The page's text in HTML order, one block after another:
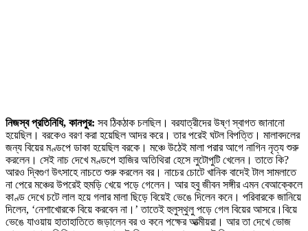
নিজস্ব প্রতিনিধি, কানপুর: সব ঠিকঠাক চলছিল। বরযাত্রীদের উষ্ণ স্বাগত জানানো
হয়েছিল। বরকেও বরণ করা হয়েছিল আদর করে। তার পরেই ঘটল বিপত্তি। মালাবদলের
জন্য বিয়ের মণ্ডপে ডাকা হয়েছিল বরকে। মঞ্চে উঠেই মালা পরার আগে নাগিন নৃত্য শুরু
করলেন। সেই নাচ দেখে মণ্ডপে হাজির অতিথিরা হেসে লুটোপুটি খেলেন। তাতে কি?
আরও দ্বিগুণ উ‍ৎসাহে নাচতে শুরু করলেন বর। নাচের চোটে খানিক বাদেই টাল সামলাতে
না পেরে মঞ্চের উপরেই হুমড়ি খেয়ে পড়ে গেলেন। আর হবু জীবন সঙ্গীর এমন বেআক্কেলে
কাণ্ড দেখে চটে লাল হয়ে গলার মালা ছিড়ে বিয়েই ভেঙে দিলেন কনে। পরিবারকে জানিয়ে
দিলেন, ‘নেশাখোরকে বিয়ে করবেন না।’ তাতেই হুলুস্থুলু পড়ে গেল বিয়ের আসরে।বিয়ে
ভেঙে যাওয়ায় হাতাহাতিতে জড়ালেন বর ও কনে পক্ষের আত্মীয়রা। আর তা দেখে ভোজ